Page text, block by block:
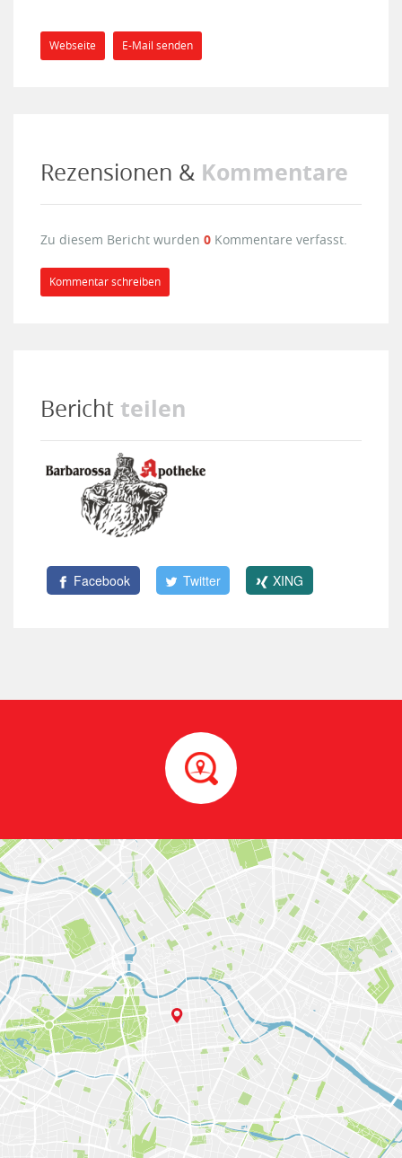
Webseite E-Mail senden
Rezensionen & Kommentare
Zu diesem Bericht wurden 0 Kommentare verfasst.
Kommentar schreiben
Bericht teilen
Facebook Twitter XING